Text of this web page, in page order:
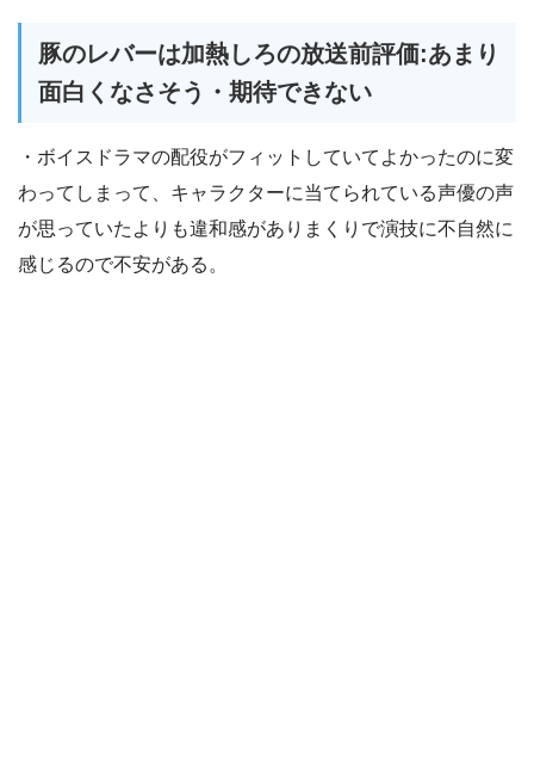
豚のレバーは加熱しろの放送前評価:あまり
面白くなさそう・期待できない
・ボイスドラマの配役がフィットしていてよかったのに変
わってしまって、キャラクターに当てられている声優の声
が思っていたよりも違和感がありまくりで演技に不自然に
感じるので不安がある。